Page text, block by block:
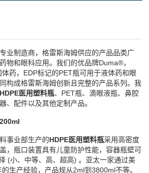
制造商，格雷斯海姆供应的产品品类广
物和眼科应用。我们的优品牌Duma®，
药，EDP标记的PET瓶可用于液体药和眼
构成格雷斯海姆创新且完整的产品系列。我
HDPE医用塑料瓶、PET瓶、滴眼液瓶、鼻腔
、配件以及其他定制产品。
事业部生产的HDPE医用塑料瓶采用高密度
，瓶口装置具有儿童防护性能，容器瓶壁可
(小、中等、高、超高) 。亚太一家通过美
生产经验，产品规从2ml到3800ml不等。